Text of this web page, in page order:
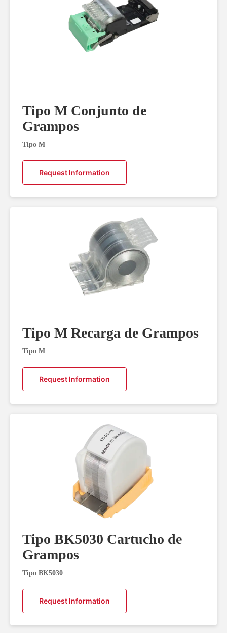
Tipo M Conjunto de
Grampos
Tipo M
Request Information
Tipo M Recarga de Grampos
Tipo M
Request Information
Tipo BK5030 Cartucho de
Grampos
Tipo BK5030
Request Information